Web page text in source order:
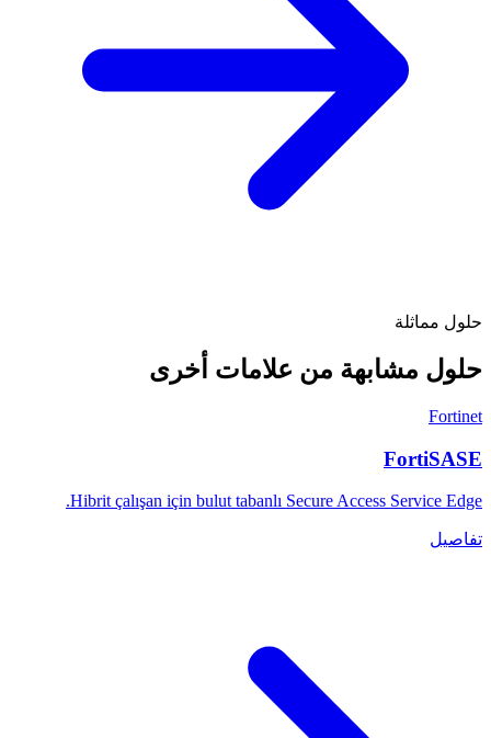
حلول مماثلة
حلول مشابهة من علامات أخرى
Fortinet
FortiSASE
Hibrit çalışan için bulut tabanlı Secure Access Service Edge.
تفاصيل